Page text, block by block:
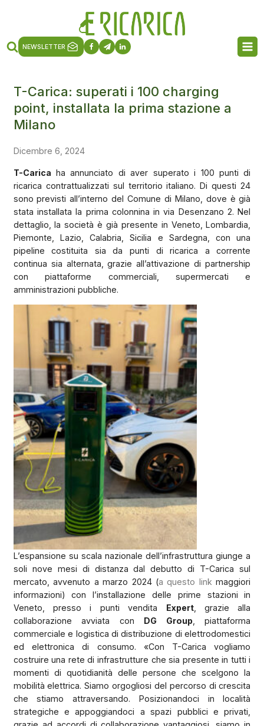
NEWSLETTER
T-Carica: superati i 100 charging
point, installata la prima stazione a
Milano
Dicembre 6, 2024
T-Carica ha annunciato di aver superato i 100 punti di
ricarica contrattualizzati sul territorio italiano. Di questi 24
sono previsti all’interno del Comune di Milano, dove è già
stata installata la prima colonnina in via Desenzano 2. Nel
dettaglio, la società è già presente in Veneto, Lombardia,
Piemonte, Lazio, Calabria, Sicilia e Sardegna, con una
pipeline costituita sia da punti di ricarica a corrente
continua sia alternata, grazie all’attivazione di partnership
con piattaforme commerciali, supermercati e
amministrazioni pubbliche.
L’espansione su scala nazionale dell’infrastruttura giunge a
soli nove mesi di distanza dal debutto di T-Carica sul
mercato, avvenuto a marzo 2024 (a questo link maggiori
informazioni) con l’installazione delle prime stazioni in
Veneto, presso i punti vendita Expert, grazie alla
collaborazione avviata con DG Group , piattaforma
commerciale e logistica di distribuzione di elettrodomestici
ed elettronica di consumo. «Con T-Carica vogliamo
costruire una rete di infrastrutture che sia presente in tutti i
momenti di quotidianità delle persone che scelgono la
mobilità elettrica. Siamo orgogliosi del percorso di crescita
che stiamo attraversando. Posizionandoci in località
strategiche e appoggiandoci a spazi pubblici e privati,